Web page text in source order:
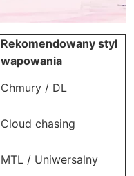
Rekomendowany styl
wapowania
Chmury / DL
Cloud chasing
MTL / Uniwersalny